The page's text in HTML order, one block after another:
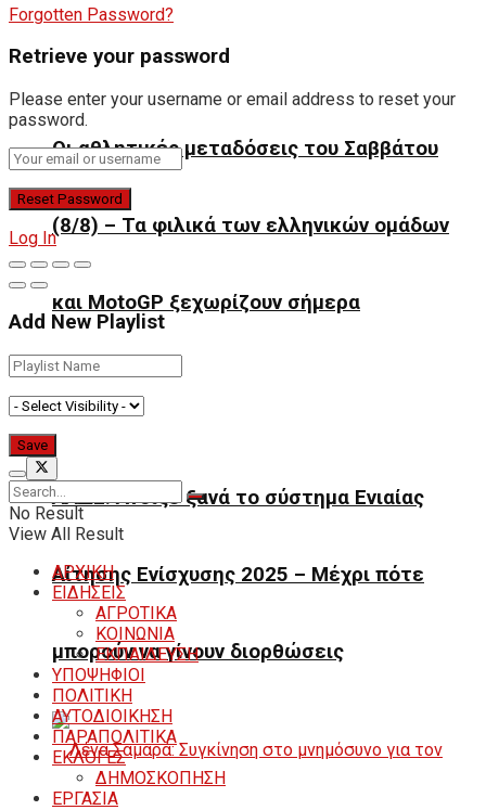
Οι αθλητικές μεταδόσεις του Σαββάτου
(8/8) – Τα φιλικά των ελληνικών ομάδων
και MotoGP ξεχωρίζουν σήμερα
ΑΑΔΕ: Άνοιξε ξανά το σύστημα Ενιαίας
Αίτησης Ενίσχυσης 2025 – Μέχρι πότε
μπορούν να γίνουν διορθώσεις
Forgotten Password?
Retrieve your password
Please enter your username or email address to reset your
password.
Log In
Add New Playlist
No Result
View All Result
ΑΡΧΙΚΗ
ΕΙΔΗΣΕΙΣ
ΑΓΡΟΤΙΚΑ
ΚΟΙΝΩΝΙΑ
ΕΚΠΑΙΔΕΥΣΗ
ΥΠΟΨΗΦΙΟΙ
ΠΟΛΙΤΙΚΗ
ΑΥΤΟΔΙΟΙΚΗΣΗ
ΠΑΡΑΠΟΛΙΤΙΚΑ
ΕΚΛΟΓΕΣ
ΔΗΜΟΣΚΟΠΗΣΗ
ΕΡΓΑΣΙΑ